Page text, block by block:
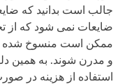
جالب است بدانید که
ضایعات نمی شود که از
ممکن است منسوخ شده
و مدرن شوند. به همین
استفاده از هزینه در